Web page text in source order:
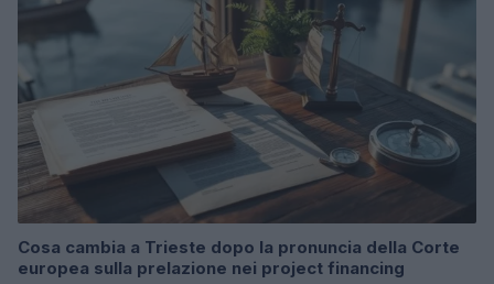
Cosa cambia a Trieste dopo la pronuncia della Corte
europea sulla prelazione nei project financing